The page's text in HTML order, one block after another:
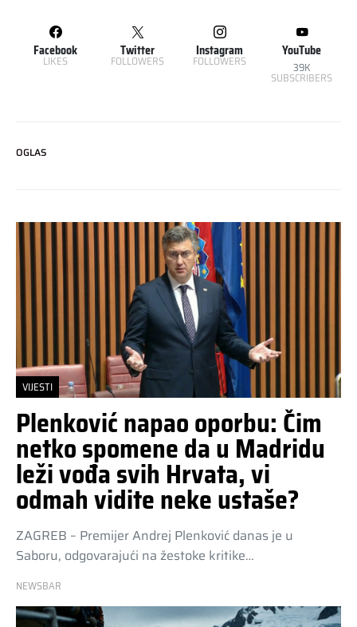
Facebook
LIKES
Twitter
FOLLOWERS
Instagram
FOLLOWERS
YouTube
39K
SUBSCRIBERS
OGLAS
VIJESTI
Plenković napao oporbu: Čim
netko spomene da u Madridu
leži vođa svih Hrvata, vi
odmah vidite neke ustaše?
ZAGREB – Premijer Andrej Plenković danas je u
Saboru, odgovarajući na žestoke kritike…
NEWSBAR